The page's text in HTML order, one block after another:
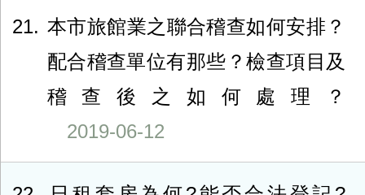
21
本市旅館業之聯合稽查如何安排？
配合稽查單位有那些？檢查項目及
稽查後之如何處理？
2019-06-12